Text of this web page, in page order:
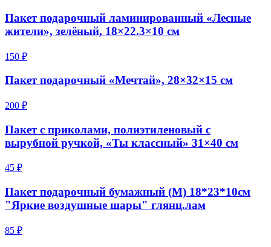
Пакет подарочный ламинированный «Лесные
жители», зелёный, 18×22.3×10 см
150 ₽
Пакет подарочный «Мечтай», 28×32×15 см
200 ₽
Пакет с приколами, полиэтиленовый с
вырубной ручкой, «Ты классный» 31×40 см
45 ₽
Пакет подарочный бумажный (M) 18*23*10см
"Яркие воздушные шары" глянц.лам
85 ₽